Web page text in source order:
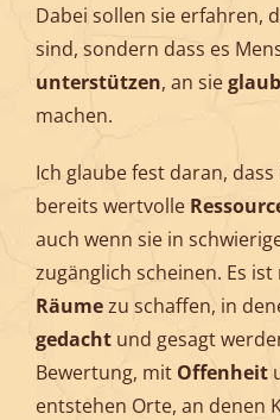
Dabei sollen sie erfahren,
sind, sondern dass es
unterstützen, an sie
machen.
Ich glaube fest daran,
bereits wertvolle
auch wenn sie in
zugänglich scheinen. Es
Räumezu schaffen, in
gedachtund gesagt
Bewertung, mit Offenheit
entstehen Orte, an denen